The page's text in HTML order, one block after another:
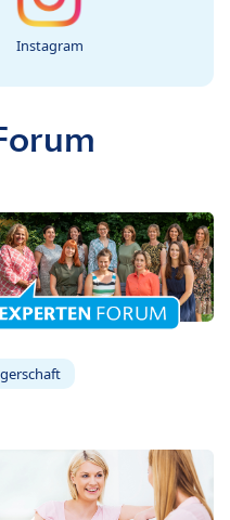
Instagram